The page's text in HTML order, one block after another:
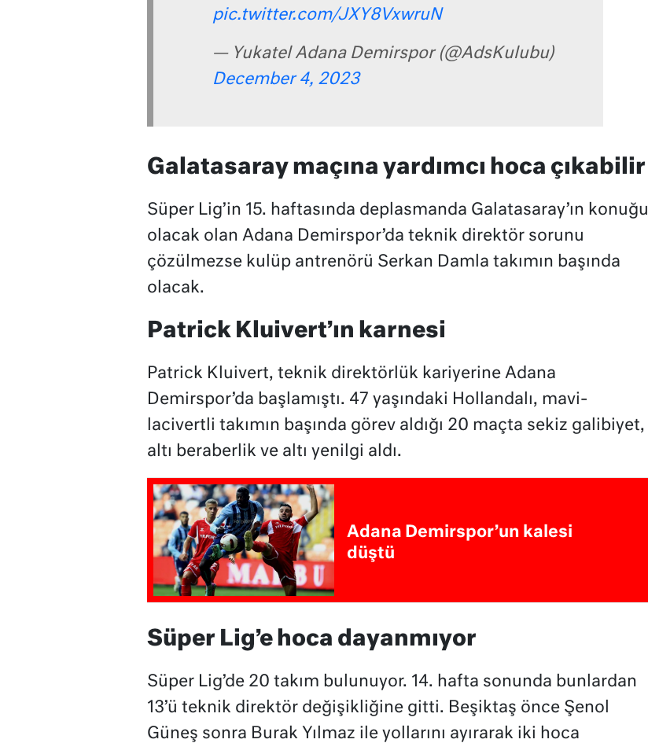
pic.twitter.com/JXY8VxwruN
— Yukatel Adana Demirspor (@AdsKulubu)
December 4, 2023
Galatasaray maçına yardımcı hoca çıkabilir
Süper Lig’in 15. haftasında deplasmanda Galatasaray’ın konuğu
olacak olan Adana Demirspor’da teknik direktör sorunu
çözülmezse kulüp antrenörü Serkan Damla takımın başında
olacak.
Patrick Kluivert’ın karnesi
Patrick Kluivert, teknik direktörlük kariyerine Adana
Demirspor’da başlamıştı. 47 yaşındaki Hollandalı, mavi-
lacivertli takımın başında görev aldığı 20 maçta sekiz galibiyet,
altı beraberlik ve altı yenilgi aldı.
Adana Demirspor’un kalesi
düştü
Süper Lig’e hoca dayanmıyor
Süper Lig’de 20 takım bulunuyor. 14. hafta sonunda bunlardan
13’ü teknik direktör değişikliğine gitti. Beşiktaş önce Şenol
Güneş sonra Burak Yılmaz ile yollarını ayırarak iki hoca